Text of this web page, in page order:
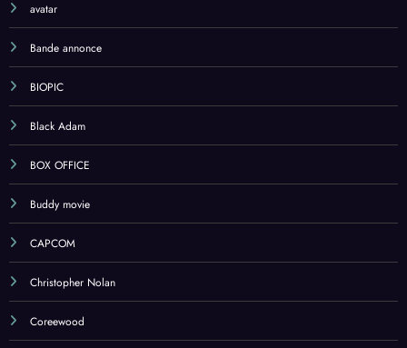
avatar
Bande annonce
BIOPIC
Black Adam
BOX OFFICE
Buddy movie
CAPCOM
Christopher Nolan
Coreewood